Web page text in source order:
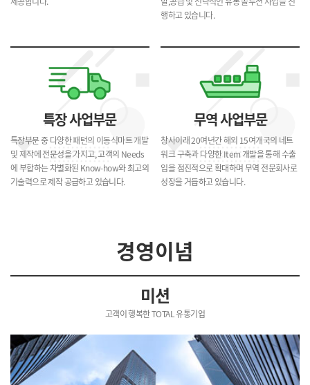
행하고 있습니다.
특장 사업부문
특장부문 중 다양한 패턴의 이동식마트 개발
및 제작에 전문성을 가지고, 고객의 Needs
에 부합하는 차별화된 Know-how와 최고의
기술력으로 제작 공급하고 있습니다.
무역 사업부문
창사이래 20여년간 해외 15여개국의 네트
워크 구축과 다양한 Item 개발을 통해 수출
입을 점진적으로 확대하며 무역 전문회사로
성장을 거듭하고 있습니다.
경영이념
미션
고객이 행복한 TOTAL 유통기업